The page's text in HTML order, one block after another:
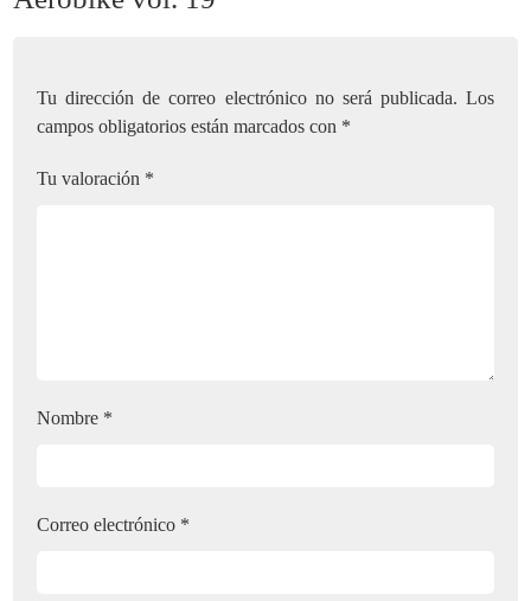
Tu dirección de correo electrónico no será publicada. Los
campos obligatorios están marcados con *
Tu valoración *
Nombre *
Correo electrónico *